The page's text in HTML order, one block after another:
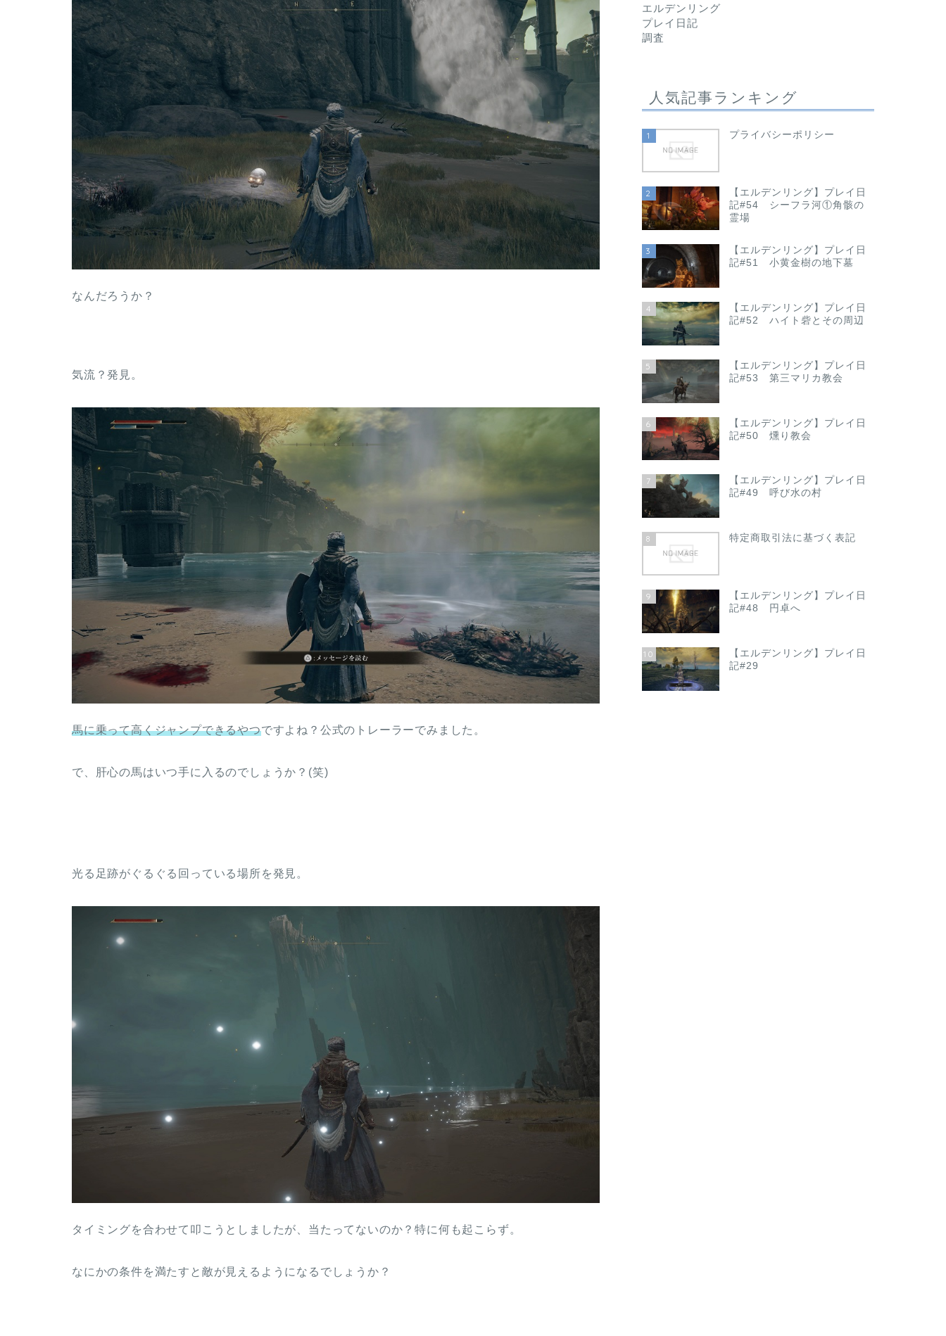
なんだろうか？
気流？発見。
馬に乗って高くジャンプできるやつですよね？公式のトレーラーでみました。
で、肝心の馬はいつ手に入るのでしょうか？(笑)
光る足跡がぐるぐる回っている場所を発見。
タイミングを合わせて叩こうとしましたが、当たってないのか？特に何も起こらず。
なにかの条件を満たすと敵が見えるようになるでしょうか？
エルデンリング
プレイ日記
調査
人気記事ランキング
1 プライバシーポリシー
2
【エルデンリング】プレイ日
記#54 シーフラ河①角骸の
霊場
3
【エルデンリング】プレイ日
記#51 小黄金樹の地下墓
4
【エルデンリング】プレイ日
記#52 ハイト砦とその周辺
5
【エルデンリング】プレイ日
記#53 第三マリカ教会
6
【エルデンリング】プレイ日
記#50 燻り教会
7
【エルデンリング】プレイ日
記#49 呼び水の村
8 特定商取引法に基づく表記
9
【エルデンリング】プレイ日
記#48 円卓へ
10
【エルデンリング】プレイ日
記#29